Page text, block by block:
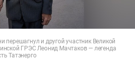
перешагнул и другой участник Великой
ГРЭС Леонид Мачтаков — легенда
Татэнерго